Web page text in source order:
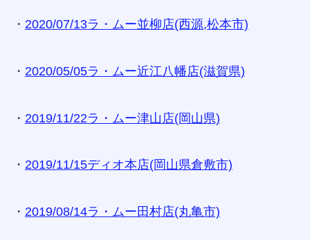
・ 2020/07/13ラ・ムー並柳店(西源,松本市)
・ 2020/05/05ラ・ムー近江八幡店(滋賀県)
・ 2019/11/22ラ・ムー津山店(岡山県)
・ 2019/11/15ディオ本店(岡山県倉敷市)
・ 2019/08/14ラ・ムー田村店(丸亀市)